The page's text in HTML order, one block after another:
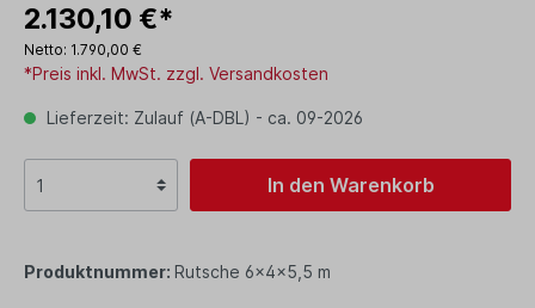
2.130,10 €*
Netto: 1.790,00 €
*Preis inkl. MwSt. zzgl. Versandkosten
Lieferzeit: Zulauf (A-DBL) - ca. 09-2026
In den Warenkorb
Produktnummer: Rutsche 6x4x5,5 m